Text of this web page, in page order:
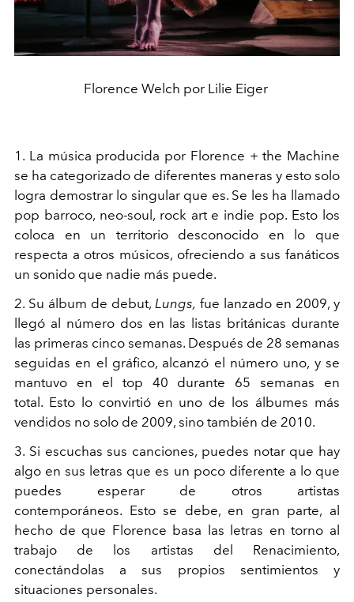
Florence Welch por Lilie Eiger
1. La música producida por Florence + the Machine
se ha categorizado de diferentes maneras y esto solo
logra demostrar lo singular que es. Se les ha llamado
pop barroco, neo-soul, rock art e indie pop. Esto los
coloca en un territorio desconocido en lo que
respecta a otros músicos, ofreciendo a sus fanáticos
un sonido que nadie más puede.
2. Su álbum de debut, Lungs, fue lanzado en 2009, y
llegó al número dos en las listas británicas durante
las primeras cinco semanas. Después de 28 semanas
seguidas en el gráfico, alcanzó el número uno, y se
mantuvo en el top 40 durante 65 semanas en
total. Esto lo convirtió en uno de los álbumes más
vendidos no solo de 2009, sino también de 2010.
3. Si escuchas sus canciones, puedes notar que hay
algo en sus letras que es un poco diferente a lo que
puedes esperar de otros artistas
contemporáneos. Esto se debe, en gran parte, al
hecho de que Florence basa las letras en torno al
trabajo de los artistas del Renacimiento,
conectándolas a sus propios sentimientos y
situaciones personales.